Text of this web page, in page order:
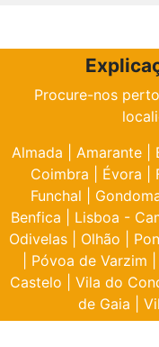
Procure-nos
Almada
Amarante
Coimbra
Évora
Funchal
Benfica
Lisboa -
Odivelas
Olhão
Póvoa de Varzim
Castelo
Vila do
de Gaia